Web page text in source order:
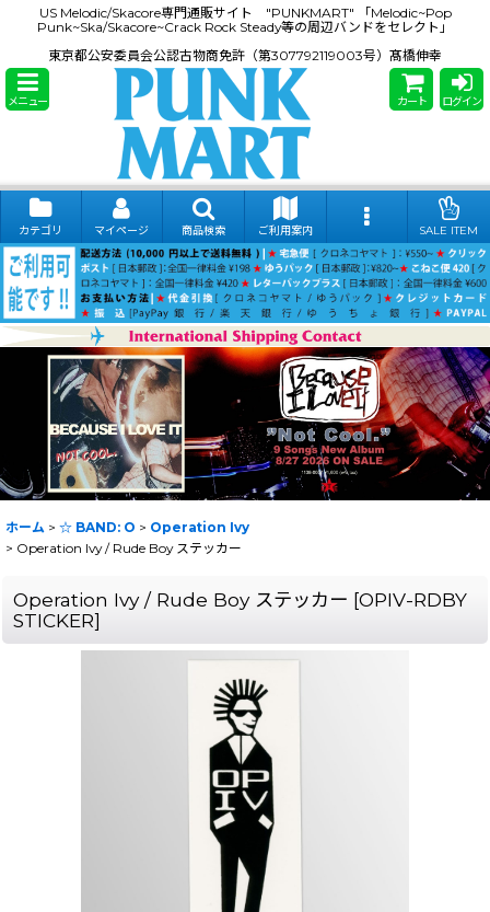
US Melodic/Skacore専門通販サイト "PUNKMART" 「Melodic~Pop
Punk~Ska/Skacore~Crack Rock Steady等の周辺バンドをセレクト」
東京都公安委員会公認古物商免許（第307792119003号）髙橋伸幸
メニュー カート ログイン
カテゴリ マイページ 商品検索 ご利用案内 SALE ITEM
ホーム > ☆ BAND: O > Operation Ivy
> Operation Ivy / Rude Boy ステッカー
Operation Ivy / Rude Boy ステッカー [OPIV-RDBY
STICKER]